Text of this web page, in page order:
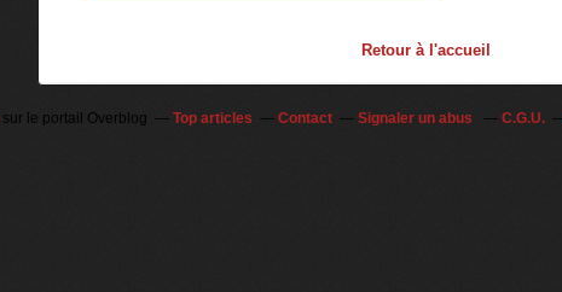
Retour à l'accueil
sur le portail Overblog Top articles Contact Signaler un abus C.G.U.